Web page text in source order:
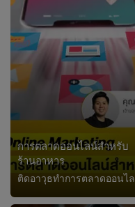
การตลาดออนไลน์สำหรับ
ร้านอาหาร